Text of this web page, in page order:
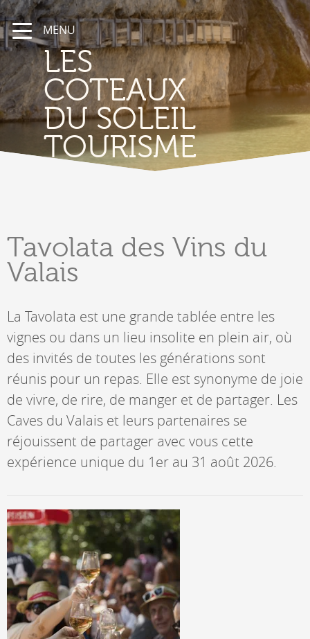
MENU
LES
COTEAUX
DU SOLEIL
TOURISME
Tavolata des Vins du
Valais
La Tavolata est une grande tablée entre les
vignes ou dans un lieu insolite en plein air, où
des invités de toutes les générations sont
réunis pour un repas. Elle est synonyme de joie
de vivre, de rire, de manger et de partager. Les
Caves du Valais et leurs partenaires se
réjouissent de partager avec vous cette
expérience unique du 1er au 31 août 2026.